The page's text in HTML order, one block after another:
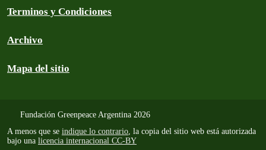
Terminos y Condiciones
Archivo
Mapa del sitio
Fundación Greenpeace Argentina 2026
A menos que se indique lo contrario, la copia del sitio web está autorizada
bajo una licencia internacional CC-BY